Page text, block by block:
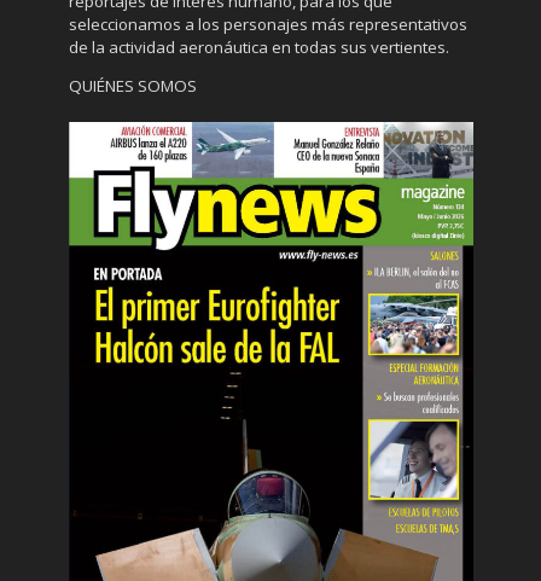
seleccionamos a los personajes más representativos
de la actividad aeronáutica en todas sus vertientes.
QUIÉNES SOMOS